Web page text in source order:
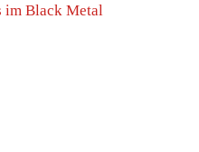
im Black Metal